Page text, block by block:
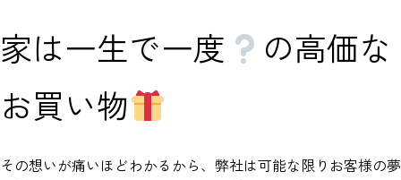
家は一生で一度
の高価な
お買い物
その想いが痛いほどわかるから、弊社は可能な限りお客様の夢